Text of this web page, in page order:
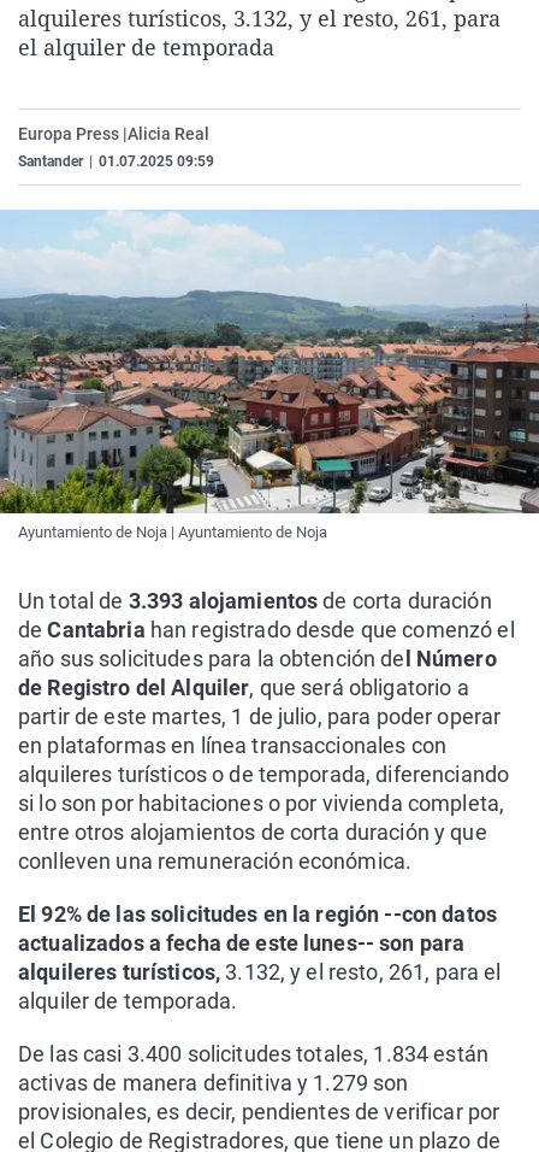
La rosa de los vientos
Como el perro y el
Caso
Equipo de
Extremadura
La Rioja
País Vasco
Virales
Elecciones
alquileres turísticos, 3.132, y el resto, 261, para
el alquiler de temporada
Europa Press |Alicia Real
Santander 01.07.2025 09:59
Ayuntamiento de Noja | Ayuntamiento de Noja
Un total de 3.393 alojamientosde corta duración
deCantabria han registrado desde que comenzó el
año sus solicitudes para la obtención de l Número
de Registro del Alquiler, que será obligatorio a
partir de este martes, 1 de julio, para poder operar
en plataformas en línea transaccionales con
alquileres turísticos o de temporada, diferenciando
si lo son por habitaciones o por vivienda completa,
entre otros alojamientos de corta duración y que
conlleven una remuneración económica.
El 92% de las solicitudes en la región --con datos
actualizados a fecha de este lunes-- son para
alquileres turísticos, 3.132, y el resto, 261, para el
alquiler de temporada.
De las casi 3.400 solicitudes totales, 1.834 están
activas de manera definitiva y 1.279 son
provisionales, es decir, pendientes de verificar por
el Colegio de Registradores, que tiene un plazo de